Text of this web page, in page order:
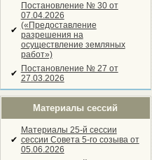
✔
Постановление № 30 от
07.04.2026
(«Предоставление
разрешения на
осуществление земляных
работ»)
✔ Постановление № 27 от
27.03.2026
Материалы сессий
✔
Материалы 25-й сессии
сессии Совета 5-го созыва от
05.06.2026